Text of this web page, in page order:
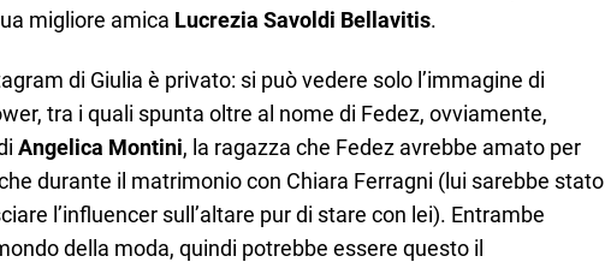
migliore amica Lucrezia Savoldi Bellavitis.
di Giulia è privato: si può vedere solo l’immagine di
tra i quali spunta oltre al nome di Fedez, ovviamente,
Angelica Montini, la ragazza che Fedez avrebbe amato per
durante il matrimonio con Chiara Ferragni (lui sarebbe stato
l’influencer sull’altare pur di stare con lei). Entrambe
della moda, quindi potrebbe essere questo il